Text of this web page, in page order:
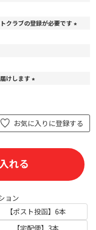
須
クラブの登録が必要です
けします
)
お気に入りに登録する
れる
ョン
【ポスト投函】6本